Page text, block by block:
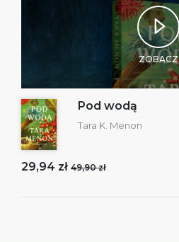
ZOBACZ
Pod wodą
Tara K. Menon
29,94 zł 49,90 zł